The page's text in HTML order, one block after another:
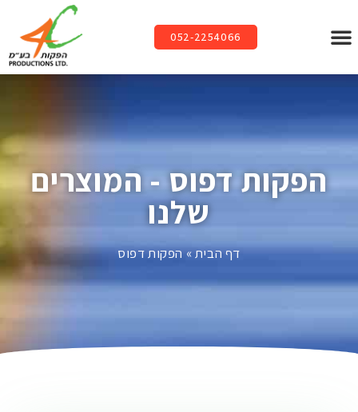
052-2254066
הפקות דפוס - המוצרים
שלנו
דף הבית»הפקות דפוס